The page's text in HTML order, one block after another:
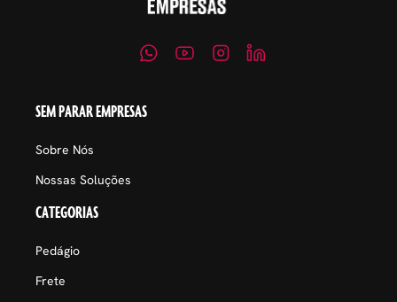
SEM PARAR EMPRESAS
Sobre Nós
Nossas Soluções
CATEGORIAS
Pedágio
Frete